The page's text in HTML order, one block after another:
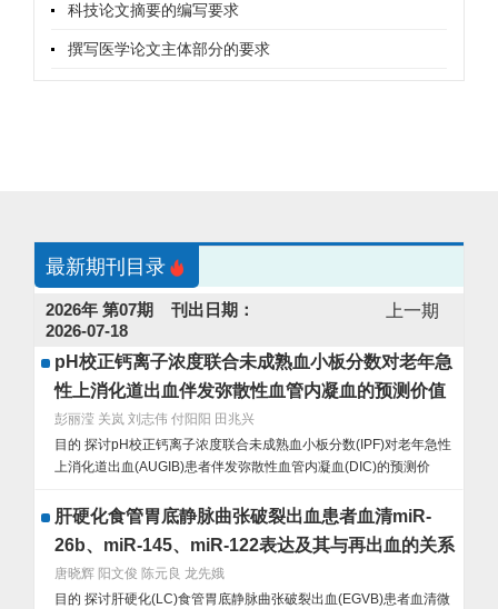
科技论文摘要的编写要求
撰写医学论文主体部分的要求
最新期刊目录
2026年 第07期
刊出日期：
2026-07-18
上一期
pH校正钙离子浓度联合未成熟血小板分数对老年急
性上消化道出血伴发弥散性血管内凝血的预测价值
彭丽滢 关岚 刘志伟 付阳阳 田兆兴
目的 探讨pH校正钙离子浓度联合未成熟血小板分数(IPF)对老年急性
上消化道出血(AUGIB)患者伴发弥散性血管内凝血(DIC)的预测价
潭医院急诊科就诊的老年AUGIB患者126例作为观察对象，根据是
否伴发DIC分为DIC组40例和非DIC组86例。采用全自动生化分析仪
检测血清pH校正钙离子浓度，全自动血液分析仪检测IPF及其他凝
血相关指标; Pearson相关法分析pH校正钙离子浓度、IPF与
APACHEⅡ评分的相关性;多因素Logistic回归分析老年AUGIB患者
肝硬化食管胃底静脉曲张破裂出血患者血清miR-
26b、miR-145、miR-122表达及其与再出血的关系
唐晓辉 阳文俊 陈元良 龙先娥
目的 探讨肝硬化(LC)食管胃底静脉曲张破裂出血(EGVB)患者血清微